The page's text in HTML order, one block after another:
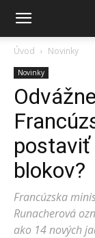
Úvod Novinky
Novinky
postaviť
blokov?
Francúzska
Runacherová
ako 14 nových